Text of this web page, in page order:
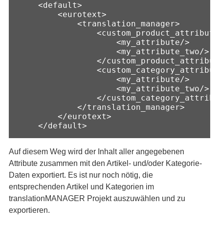
    <default>
<eurotext>
<translation_manager>
<my_attribute/>
<my_attribute_two/>
</
<my_attribute/>
<my_attribute_two/>
</
</translation_manager>
</eurotext>
    </default>
Auf diesem Weg wird der Inhalt aller angegebenen
Attribute zusammen mit den Artikel- und/oder Kategorie-
Daten exportiert. Es ist nur noch nötig, die
entsprechenden Artikel und Kategorien im
translationMANAGER Projekt auszuwählen und zu
exportieren.